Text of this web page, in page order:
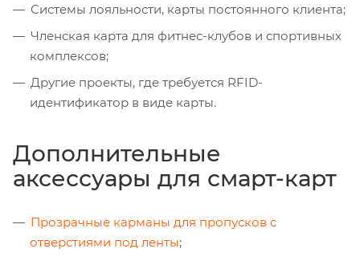
Системы лояльности, карты постоянного клиента;
Членская карта для фитнес-клубов и спортивных
комплексов;
Другие проекты, где требуется RFID-
идентификатор в виде карты.
Дополнительные
аксессуары для смарт-карт
Прозрачные карманы для пропусков с
отверстиями под ленты;